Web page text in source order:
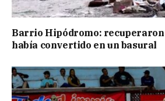
Barrio Hipódromo: recuperaron
había convertido en un basural